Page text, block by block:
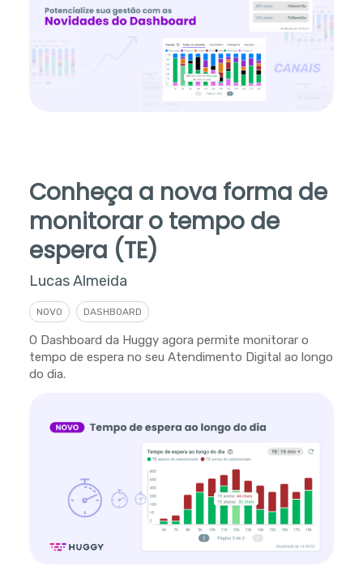
Conheça a nova forma de
monitorar o tempo de
espera (TE)
Lucas Almeida
NOVO DASHBOARD
O Dashboard da Huggy agora permite monitorar o
tempo de espera no seu Atendimento Digital ao longo
do dia.